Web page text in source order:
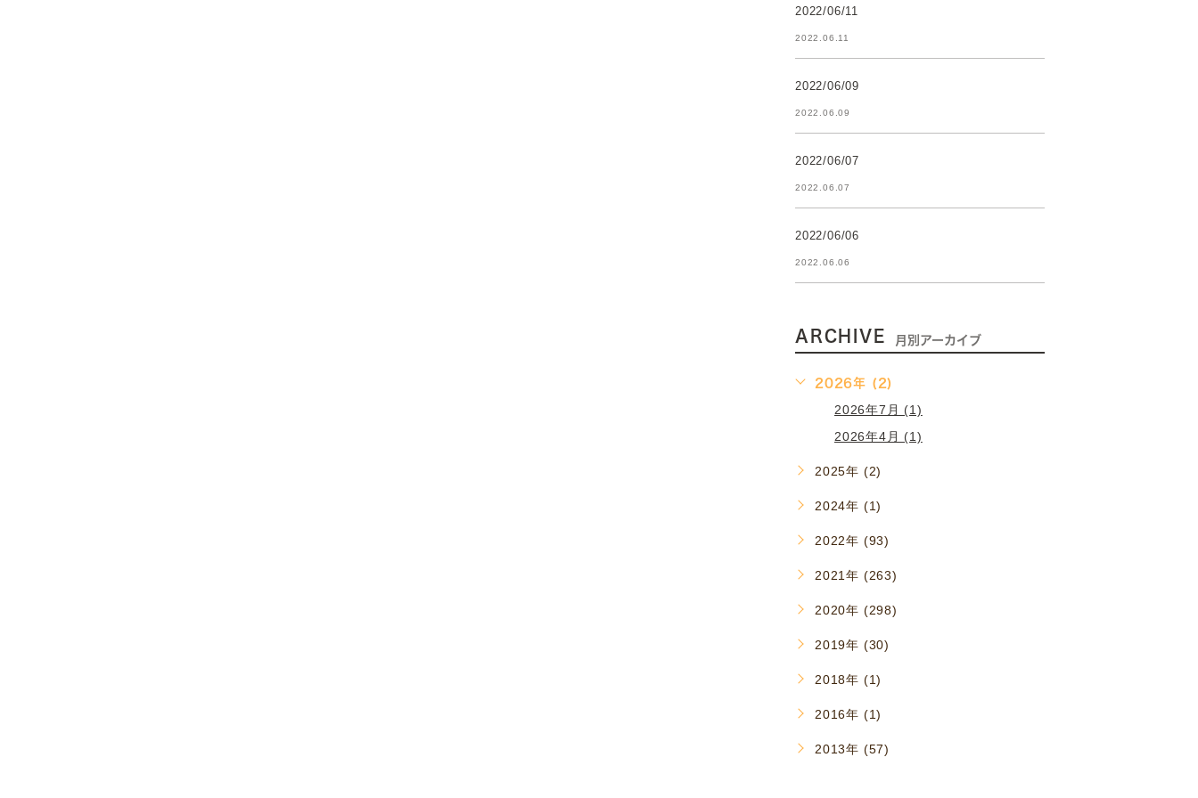
2022/06/11
2022.06.11
2022/06/09
2022.06.09
2022/06/07
2022.06.07
2022/06/06
2022.06.06
ARCHIVE 月別アーカイブ
2026年 (2)
2026年7月 (1)
2026年4月 (1)
2025年 (2)
2024年 (1)
2022年 (93)
2021年 (263)
2020年 (298)
2019年 (30)
2018年 (1)
2016年 (1)
2013年 (57)